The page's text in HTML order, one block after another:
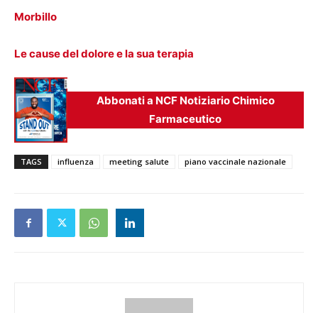
Morbillo
Le cause del dolore e la sua terapia
Abbonati a NCF Notiziario Chimico
Farmaceutico
TAGS influenza meeting salute piano vaccinale nazionale